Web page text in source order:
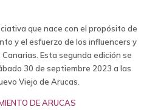
que nace con el propósito de
y el esfuerzo de los influencers y
Esta segunda edición se
30 de septiembre 2023 a las
Viejo de Arucas.
DE ARUCAS